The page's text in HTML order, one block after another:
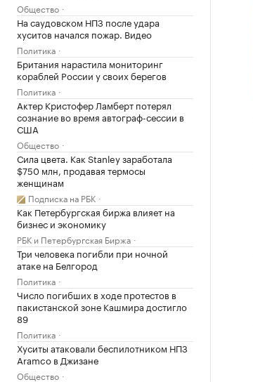
Общество
На саудовском НПЗ после удара
хуситов начался пожар. Видео
Политика
Британия нарастила мониторинг
кораблей России у своих берегов
Политика
Актер Кристофер Ламберт потерял
сознание во время автограф-сессии в
США
Общество
Сила цвета. Как Stanley заработала
$750 млн, продавая термосы
женщинам
Подписка на РБК
Как Петербургская биржа влияет на
бизнес и экономику
РБК и Петербургская Биржа
Три человека погибли при ночной
атаке на Белгород
Политика
Число погибших в ходе протестов в
пакистанской зоне Кашмира достигло
89
Политика
Хуситы атаковали беспилотником НПЗ
Aramco в Джизане
Общество